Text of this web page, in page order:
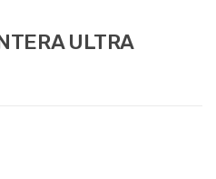
ULTRA